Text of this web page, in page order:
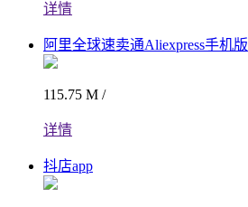
详情
阿里全球速卖通Aliexpress手机版
115.75 M /
详情
抖店app